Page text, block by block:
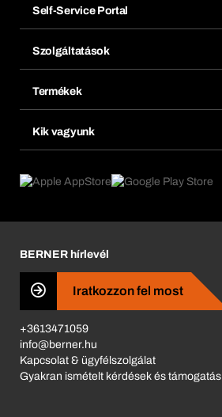
Self-Service Portal
Könyvjelzők
Újrarendelés
Termék előfizetések
Szolgáltatások
Vegyi biztonságmenedzsment
eProcurement
Termékajánló
Termékek
Kik vagyunk
Mi hajt minket
Business Conduct
BERNER hírlevél
Iratkozzon fel most
+3613471059
info@berner.hu
Kapcsolat & ügyfélszolgálat
Gyakran ismételt kérdések és támogatás